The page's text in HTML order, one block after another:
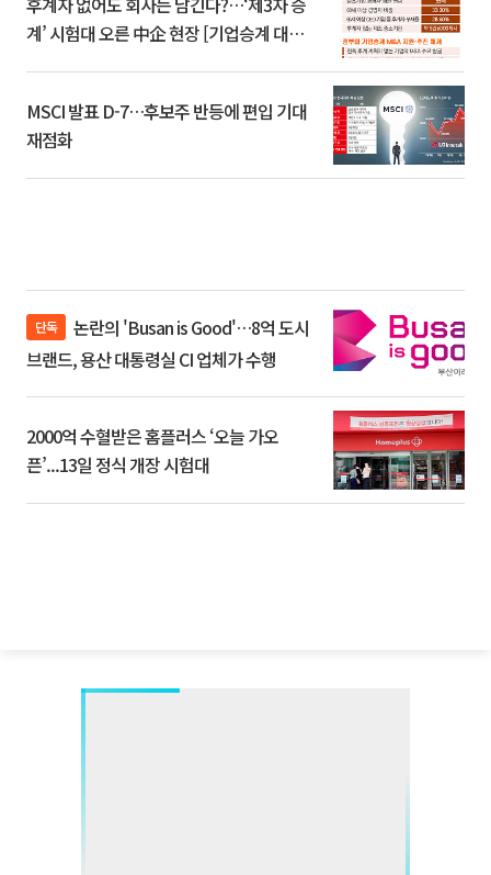
계’ 시험대 오른 中企 현장 [기업승계 대전
MSCI 발표 D-7…후보주 반등에 편입 기대
재점화
단독
브랜드, 용산 대통령실 CI 업체가 수행
2000억 수혈받은 홈플러스 ‘오늘 가오
픈’...13일 정식 개장 시험대